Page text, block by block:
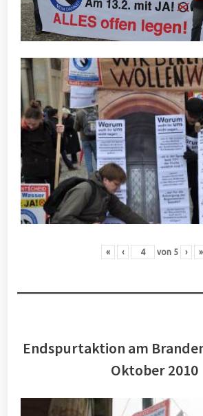
« ‹ von 5 › »
Endspurtaktion am
Oktober 2010